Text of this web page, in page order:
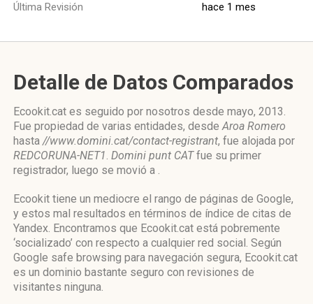
Última Revisión hace 1 mes
Detalle de Datos Comparados
Ecookit.cat es seguido por nosotros desde mayo, 2013.
Fue propiedad de varias entidades, desdeAroa Romero
hasta //www.domini.cat/contact-registrant, fue alojada por
REDCORUNA-NET1. Domini punt CATfue su primer
registrador, luego se movió a .
Ecookit tiene un mediocre el rango de páginas de Google,
y estos mal resultados en términos de índice de citas de
Yandex. Encontramos que Ecookit.cat está pobremente
‘socializado’ con respecto a cualquier red social. Según
Google safe browsing para navegación segura, Ecookit.cat
es un dominio bastante seguro con revisiones de
visitantes ninguna.